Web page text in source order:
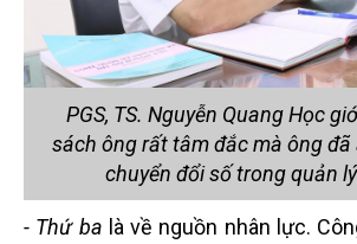
PGS, TS. Nguyễn Quang Học
sách ông rất tâm đắc mà ông đã
chuyển đổi số trong quản
- Thứ ba là về nguồn nhân lực.